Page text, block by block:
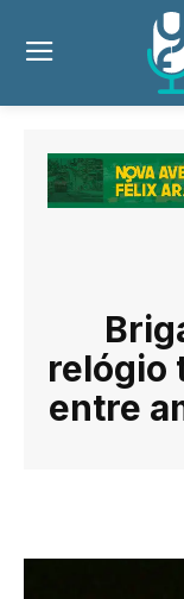
relógio
entre